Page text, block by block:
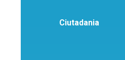
Ciutadania